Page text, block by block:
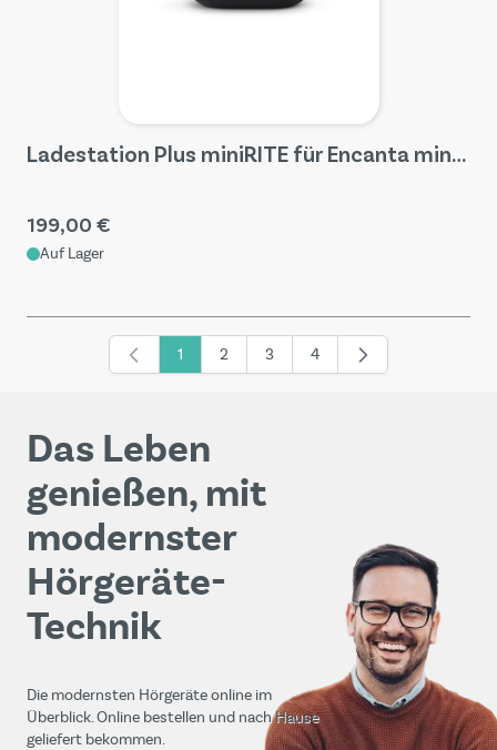
Ladestation Plus miniRITE für Encanta miniRITE R
199,00 €
Auf Lager
Sie lesen gerade die Seite
1 Seite
2 Seite
3 Seite
4
Das Leben
genießen, mit
modernster
Hörgeräte-
Technik
Die modernsten Hörgeräte online im
Überblick. Online bestellen und nach Hause
geliefert bekommen.